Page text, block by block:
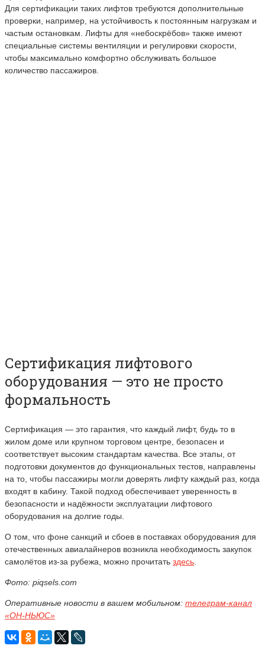
Для сертификации таких лифтов требуются дополнительные
проверки, например, на устойчивость к постоянным нагрузкам и
частым остановкам. Лифты для «небоскрёбов» также имеют
специальные системы вентиляции и регулировки скорости,
чтобы максимально комфортно обслуживать большое
количество пассажиров.
Сертификация лифтового
оборудования — это не просто
формальность
Сертификация — это гарантия, что каждый лифт, будь то в
жилом доме или крупном торговом центре, безопасен и
соответствует высоким стандартам качества. Все этапы, от
подготовки документов до функциональных тестов, направлены
на то, чтобы пассажиры могли доверять лифту каждый раз, когда
входят в кабину. Такой подход обеспечивает уверенность в
безопасности и надёжности эксплуатации лифтового
оборудования на долгие годы.
О том, что фоне санкций и сбоев в поставках оборудования для
отечественных авиалайнеров возникла необходимость закупок
самолётов из-за рубежа, можно прочитать здесь
Фото: piqsels.com
Оперативные новости в вашем мобильном: телеграм-канал
«ОН-НЬЮС»